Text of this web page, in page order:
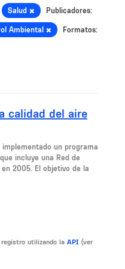
Salud Publicadores:
Ambiental Formatos:
calidad del aire
un programa
incluye una Red de
2005. El objetivo de la
utilizando la API (ver